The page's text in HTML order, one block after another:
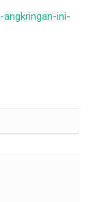
ini-